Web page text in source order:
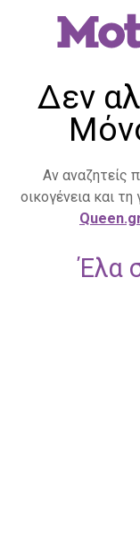
Δεν
Αν αναζητείς
οικογένεια και
Έλα